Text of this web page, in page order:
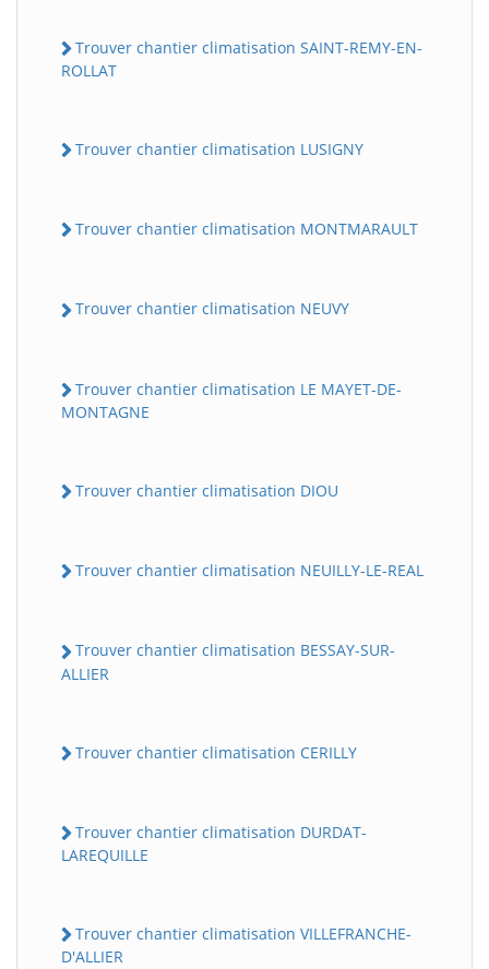
Trouver chantier climatisation SAINT-REMY-EN-
ROLLAT
Trouver chantier climatisation LUSIGNY
Trouver chantier climatisation MONTMARAULT
Trouver chantier climatisation NEUVY
Trouver chantier climatisation LE MAYET-DE-
MONTAGNE
Trouver chantier climatisation DIOU
Trouver chantier climatisation NEUILLY-LE-REAL
Trouver chantier climatisation BESSAY-SUR-
ALLIER
Trouver chantier climatisation CERILLY
Trouver chantier climatisation DURDAT-
LAREQUILLE
Trouver chantier climatisation VILLEFRANCHE-
D'ALLIER